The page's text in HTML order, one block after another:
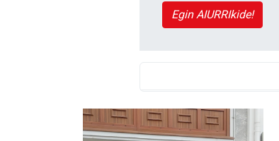
Egin AIURRIkide!